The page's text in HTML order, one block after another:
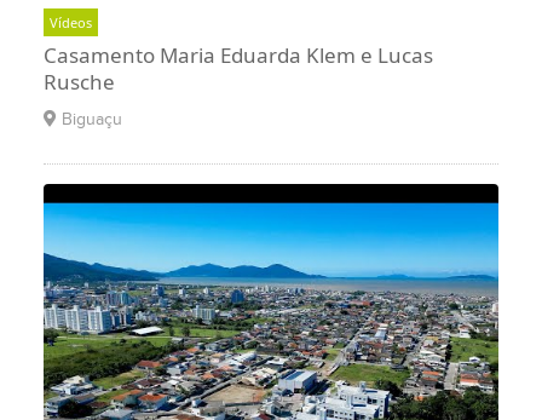
Vídeos
Casamento Maria Eduarda Klem e Lucas
Rusche
Biguaçu